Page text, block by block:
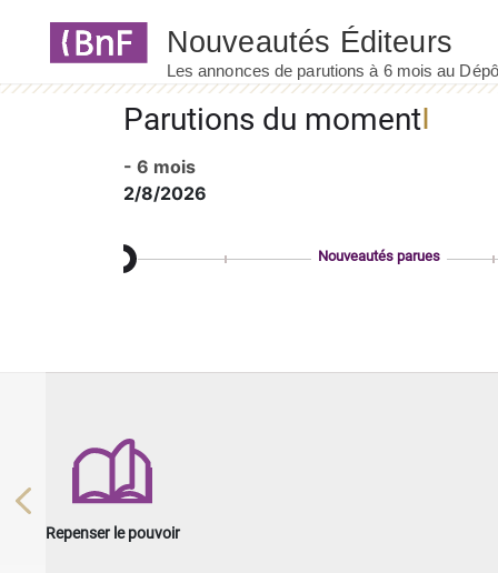
Parutions du moment
- 6 mois
2/8/2026
Nouveautés parues
Repenser le pouvoir
Previous